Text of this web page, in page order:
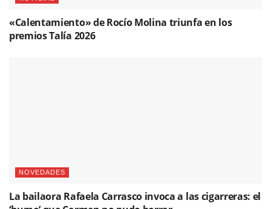
«Calentamiento» de Rocío Molina triunfa en los
premios Talía 2026
NOVEDADES
La bailaora Rafaela Carrasco invoca a las cigarreras: el